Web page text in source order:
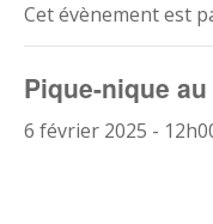
Cet évènement est
Pique-nique
6 février 2025 -